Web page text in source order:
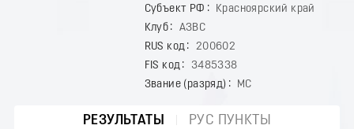
Субъект РФ
Красноярский край
Клуб
АЗВС
RUS код
200602
FIS код
3485338
Звание (разряд)
МС
РЕЗУЛЬТАТЫ
РУС ПУНКТЫ